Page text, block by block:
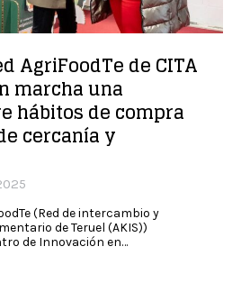
AgriFoodTe de CITA
marcha una
hábitos de compra
cercanía y
(Red de intercambio y
de Teruel (AKIS))
de Innovación en…